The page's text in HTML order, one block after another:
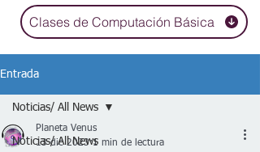
Clases de Computación Básica
Entrada
Noticias/ All News
Noticias/ All News
Planeta Venus
13 dic 2023 1 min de lectura